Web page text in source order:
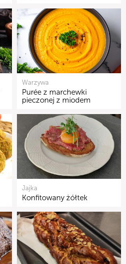
Warzywa
Purée z marchewki
pieczonej z miodem
Jajka
Konfitowany żółtek